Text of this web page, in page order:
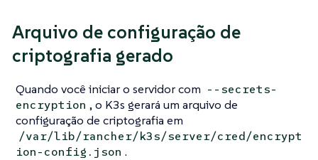
Arquivo de configuração de
criptografia gerado
Quando você iniciar o servidor com --secrets-
encryption , o K3s gerará um arquivo de
configuração de criptografia em
/var/lib/rancher/k3s/server/cred/encrypt
ion-config.json .